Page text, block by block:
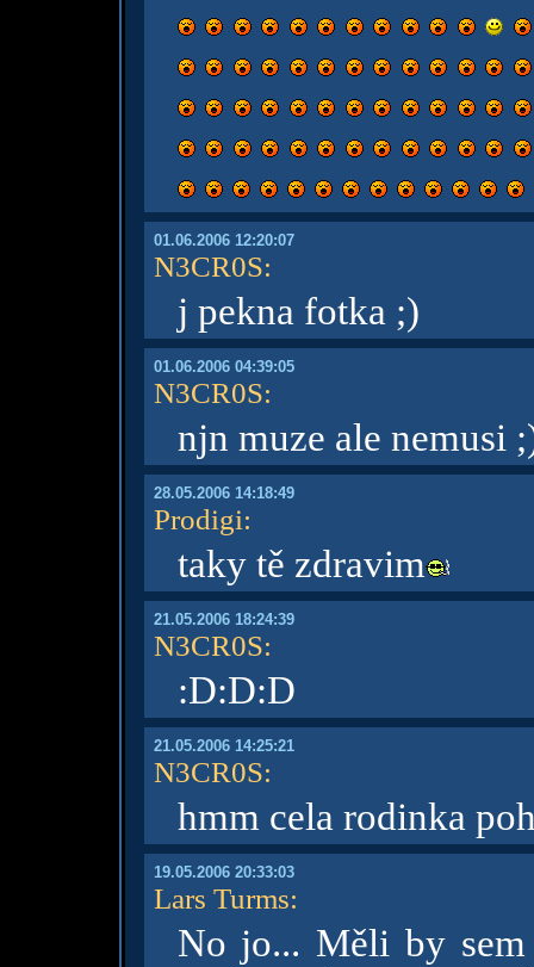
01.06.2006 12:20:07
N3CR0S:
j pekna fotka ;)
01.06.2006 04:39:05
N3CR0S:
njn muze ale nemusi
28.05.2006 14:18:49
Prodigi:
taky tě zdravim
21.05.2006 18:24:39
N3CR0S:
:D:D:D
21.05.2006 14:25:21
N3CR0S:
hmm cela rodinka
19.05.2006 20:33:03
Lars Turms:
No jo... Měli by